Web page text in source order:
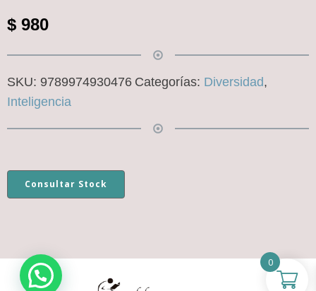
$ 980
SKU: 9789974930476 Categorías: Diversidad,
Inteligencia
Consultar Stock
0